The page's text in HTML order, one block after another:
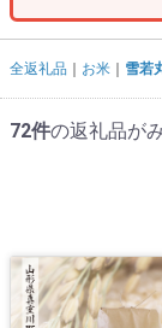
全返礼品 お米 雪若
72件の返礼品が